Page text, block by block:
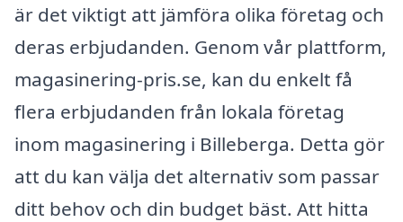
är det viktigt att jämföra olika företag och
deras erbjudanden. Genom vår plattform,
magasinering-pris.se, kan du enkelt få
flera erbjudanden från lokala företag
inom magasinering i Billeberga. Detta gör
att du kan välja det alternativ som passar
ditt behov och din budget bäst. Att hitta